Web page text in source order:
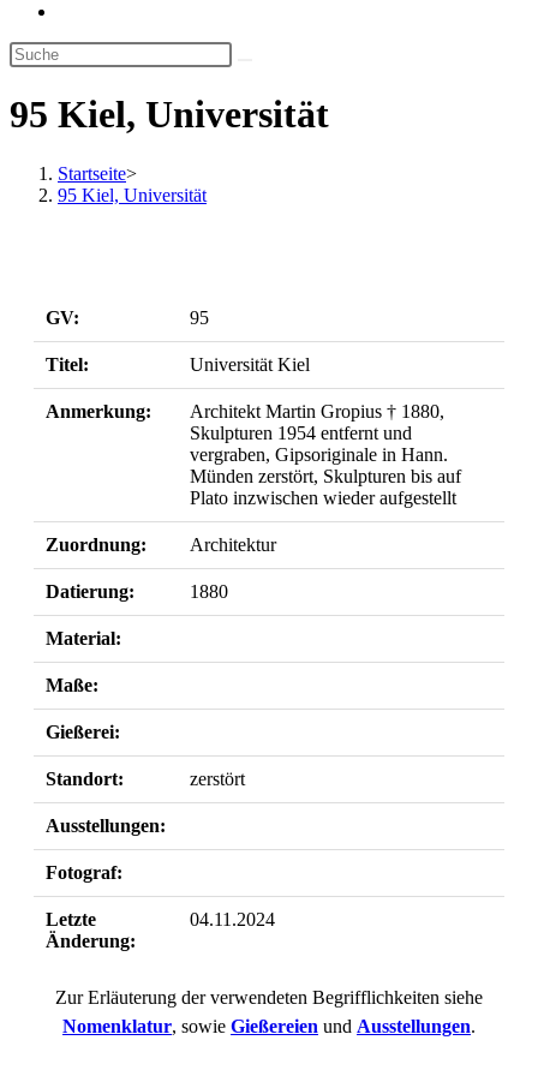
umschalten
95 Kiel, Universität
Startseite>
95 Kiel, Universität
GV: 95
Titel: Universität Kiel
Anmerkung:
Architekt Martin Gropius † 1880,
Skulpturen 1954 entfernt und
vergraben, Gipsoriginale in Hann.
Münden zerstört, Skulpturen bis auf
Plato inzwischen wieder aufgestellt
Zuordnung: Architektur
Datierung: 1880
Material:
Maße:
Gießerei:
Standort: zerstört
Ausstellungen:
Fotograf:
Letzte
Änderung:
04.11.2024
Zur Erläuterung der verwendeten Begrifflichkeiten siehe
Nomenklatur, sowie Gießereien und Ausstellungen.